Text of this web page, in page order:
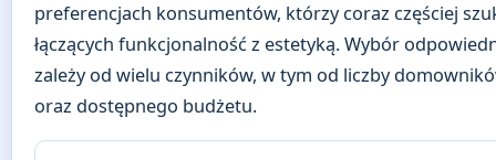
preferencjach konsumentów, którzy coraz częściej
łączących funkcjonalność z estetyką. Wybór
zależy od wielu czynników, w tym od liczby
oraz dostępnego budżetu.